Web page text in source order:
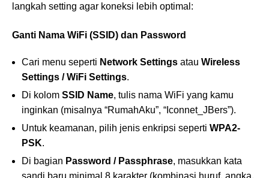
langkah setting agar koneksi lebih optimal:
Ganti Nama WiFi (SSID) dan Password
Cari menu seperti Network Settings atau Wireless
Settings / WiFi Settings.
Di kolom SSID Name, tulis nama WiFi yang kamu
inginkan (misalnya “RumahAku”, “Iconnet_JBers”).
Untuk keamanan, pilih jenis enkripsi seperti WPA2-
PSK.
Di bagian Password / Passphrase, masukkan kata